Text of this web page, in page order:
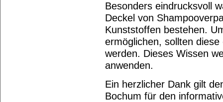
Besonders eindrucksvoll
Deckel von
Kunststoffen bestehen.
ermöglichen, sollten
werden. Dieses Wissen
anwenden.
Ein herzlicher Dank gilt
Bochum für den